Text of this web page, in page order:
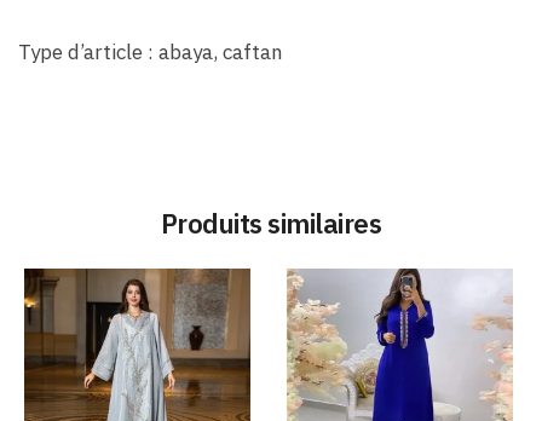
Type d’article : abaya, caftan
Produits similaires